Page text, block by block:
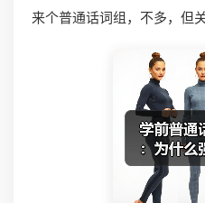
来个普通话词组，不多，但